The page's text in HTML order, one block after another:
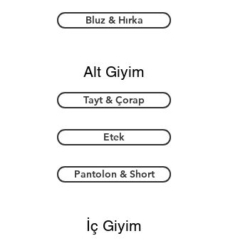
Bluz & Hırka
Alt Giyim
Tayt & Çorap
Etek
Pantolon & Short
İç Giyim